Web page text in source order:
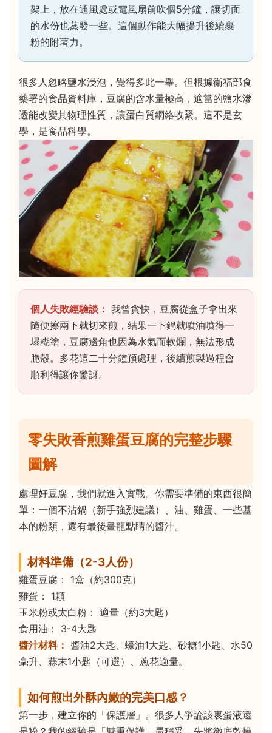
架上，放在通風處或電風扇前吹個5分鐘，讓切面
的水份也蒸發一些。這個動作能大幅提升後續裹
粉的附著力。
很多人忽略鹽水浸泡，覺得多此一舉。但根據衛福部食
藥署的食品資料庫，豆腐的含水量極高，適當的鹽水滲
透能改變其物理性質，讓蛋白質網絡收緊。這不是玄
學，是食品科學。
個人失敗經驗談： 我曾貪快，豆腐從盒子拿出來
隨便擦兩下就切來煎，結果一下鍋就噴油噴得一
塌糊塗，豆腐邊角也因為水氣而軟爛，無法形成
脆殼。多花這二十分鐘預處理，後續煎製過程會
順利得讓你驚訝。
零失敗香煎雞蛋豆腐的完整步驟
圖解
處理好豆腐，我們就進入實戰。你需要準備的東西很簡
單：一個不沾鍋（新手強烈建議）、油、雞蛋、一些基
本的粉類，還有最後畫龍點睛的醬汁。
材料準備（2-3人份）
雞蛋豆腐： 1盒（約300克）
雞蛋： 1顆
玉米粉或太白粉： 適量（約3大匙）
食用油： 3-4大匙
醬汁材料： 醬油2大匙、蠔油1大匙、砂糖1小匙、水50
毫升、蒜末1小匙（可選）、蔥花適量。
如何煎出外酥內嫩的完美口感？
第一步，建立你的「保護層」。很多人爭論該裹蛋液還